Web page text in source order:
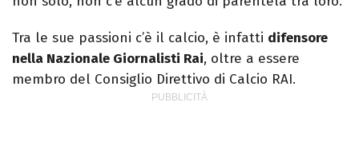
Tra le sue passioni c’è il calcio, è infatti difensore
nella Nazionale Giornalisti Rai, oltre a essere
membro del Consiglio Direttivo di Calcio RAI.